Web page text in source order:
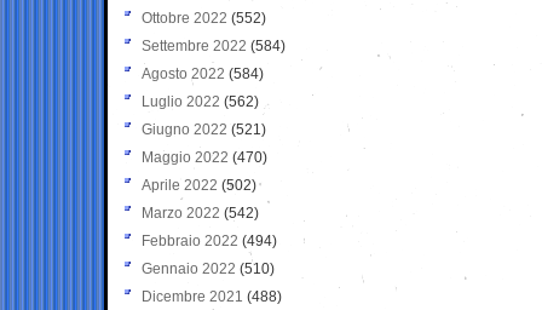
Ottobre 2022 (552)
Settembre 2022 (584)
Agosto 2022 (584)
Luglio 2022 (562)
Giugno 2022 (521)
Maggio 2022 (470)
Aprile 2022 (502)
Marzo 2022 (542)
Febbraio 2022 (494)
Gennaio 2022 (510)
Dicembre 2021 (488)